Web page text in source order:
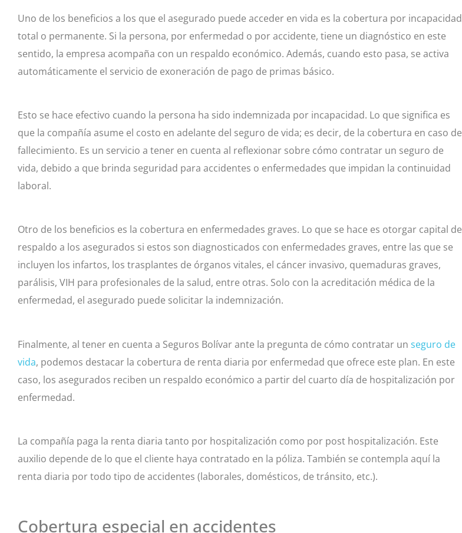
Uno de los beneficios a los que el asegurado puede acceder en vida es la cobertura por incapacidad
total o permanente. Si la persona, por enfermedad o por accidente, tiene un diagnóstico en este
sentido, la empresa acompaña con un respaldo económico. Además, cuando esto pasa, se activa
automáticamente el servicio de exoneración de pago de primas básico.
Esto se hace efectivo cuando la persona ha sido indemnizada por incapacidad. Lo que significa es
que la compañía asume el costo en adelante del seguro de vida; es decir, de la cobertura en caso de
fallecimiento. Es un servicio a tener en cuenta al reflexionar sobre cómo contratar un seguro de
vida, debido a que brinda seguridad para accidentes o enfermedades que impidan la continuidad
laboral.
Otro de los beneficios es la cobertura en enfermedades graves. Lo que se hace es otorgar capital de
respaldo a los asegurados si estos son diagnosticados con enfermedades graves, entre las que se
incluyen los infartos, los trasplantes de órganos vitales, el cáncer invasivo, quemaduras graves,
parálisis, VIH para profesionales de la salud, entre otras. Solo con la acreditación médica de la
enfermedad, el asegurado puede solicitar la indemnización.
Finalmente, al tener en cuenta a Seguros Bolívar ante la pregunta de cómo contratar un seguro de
vida, podemos destacar la cobertura de renta diaria por enfermedad que ofrece este plan. En este
caso, los asegurados reciben un respaldo económico a partir del cuarto día de hospitalización por
enfermedad.
La compañía paga la renta diaria tanto por hospitalización como por post hospitalización. Este
auxilio depende de lo que el cliente haya contratado en la póliza. También se contempla aquí la
renta diaria por todo tipo de accidentes (laborales, domésticos, de tránsito, etc.).
Cobertura especial en accidentes